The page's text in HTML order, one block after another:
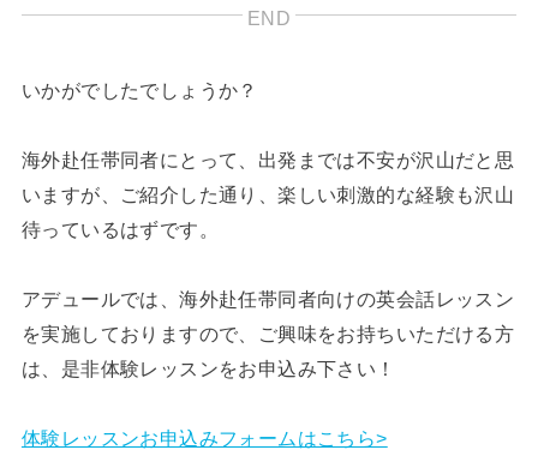
いかがでしたでしょうか？
海外赴任帯同者にとって、出発までは不安が沢山だと思
いますが、ご紹介した通り、楽しい刺激的な経験も沢山
待っているはずです。
アデュールでは、海外赴任帯同者向けの英会話レッスン
を実施しておりますので、ご興味をお持ちいただける方
は、是非体験レッスンをお申込み下さい！
体験レッスンお申込みフォームはこちら>